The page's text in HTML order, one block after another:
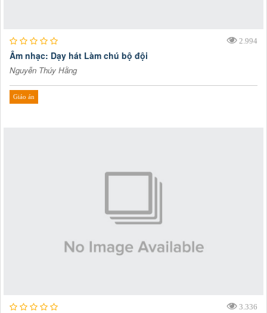
2.994
Âm nhạc: Dạy hát Làm chú bộ đội
Nguyễn Thúy Hằng
Giáo án
3.336